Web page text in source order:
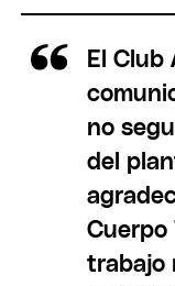
El Club
no
del
Cuerpo
trabajo